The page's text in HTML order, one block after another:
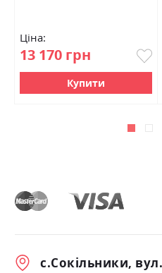
Ціна:
13 170 грн
Купити
с.Сокільники,